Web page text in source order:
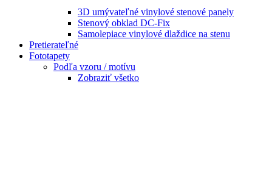
3D umývateľné vinylové stenové panely
Stenový obklad DC-Fix
Samolepiace vinylové dlaždice na stenu
Pretierateľné
Fototapety
Podľa vzoru / motívu
Zobraziť všetko